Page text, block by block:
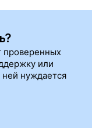
проверенных
или
ней нуждается